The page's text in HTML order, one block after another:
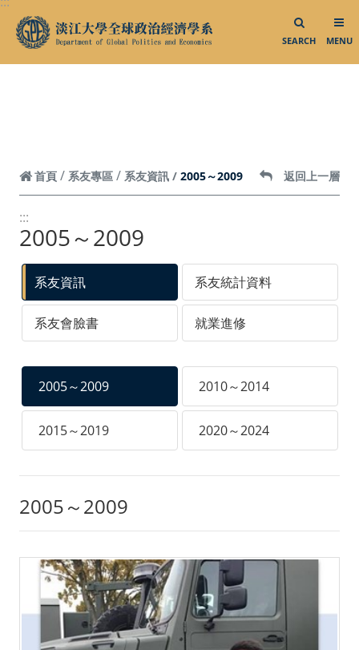
跳到頁面主要內容區
SEARCH MENU
Facebook
首頁 系友專區 系友資訊 2005～2009 返回上一層
:::
2005～2009
系友資訊 系友統計資料
系友會臉書 就業進修
2005～2009 2010～2014
2015～2019 2020～2024
2005～2009